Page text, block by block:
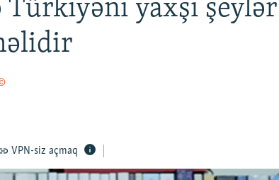
Türkiyəni yaxşı şeylər
VPN-siz açmaq